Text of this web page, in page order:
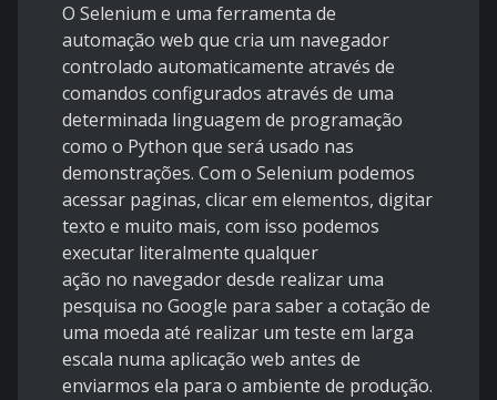
O Selenium e uma ferramenta de
automação web que cria um navegador
controlado automaticamente através de
comandos configurados através de uma
determinada linguagem de programação
como o Python que será usado nas
demonstrações. Com o Selenium podemos
acessar paginas, clicar em elementos, digitar
texto e muito mais, com isso podemos
executar literalmente qualquer
ação no navegador desde realizar uma
pesquisa no Google para saber a cotação de
uma moeda até realizar um teste em larga
escala numa aplicação web antes de
enviarmos ela para o ambiente de produção.